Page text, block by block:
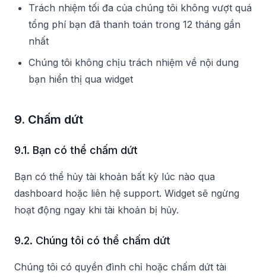
Trách nhiệm tối đa của chúng tôi không vượt quá
tổng phí bạn đã thanh toán trong 12 tháng gần
nhất
Chúng tôi không chịu trách nhiệm về nội dung
bạn hiển thị qua widget
9. Chấm dứt
9.1. Bạn có thể chấm dứt
Bạn có thể hủy tài khoản bất kỳ lúc nào qua
dashboard hoặc liên hệ support. Widget sẽ ngừng
hoạt động ngay khi tài khoản bị hủy.
9.2. Chúng tôi có thể chấm dứt
Chúng tôi có quyền đình chỉ hoặc chấm dứt tài